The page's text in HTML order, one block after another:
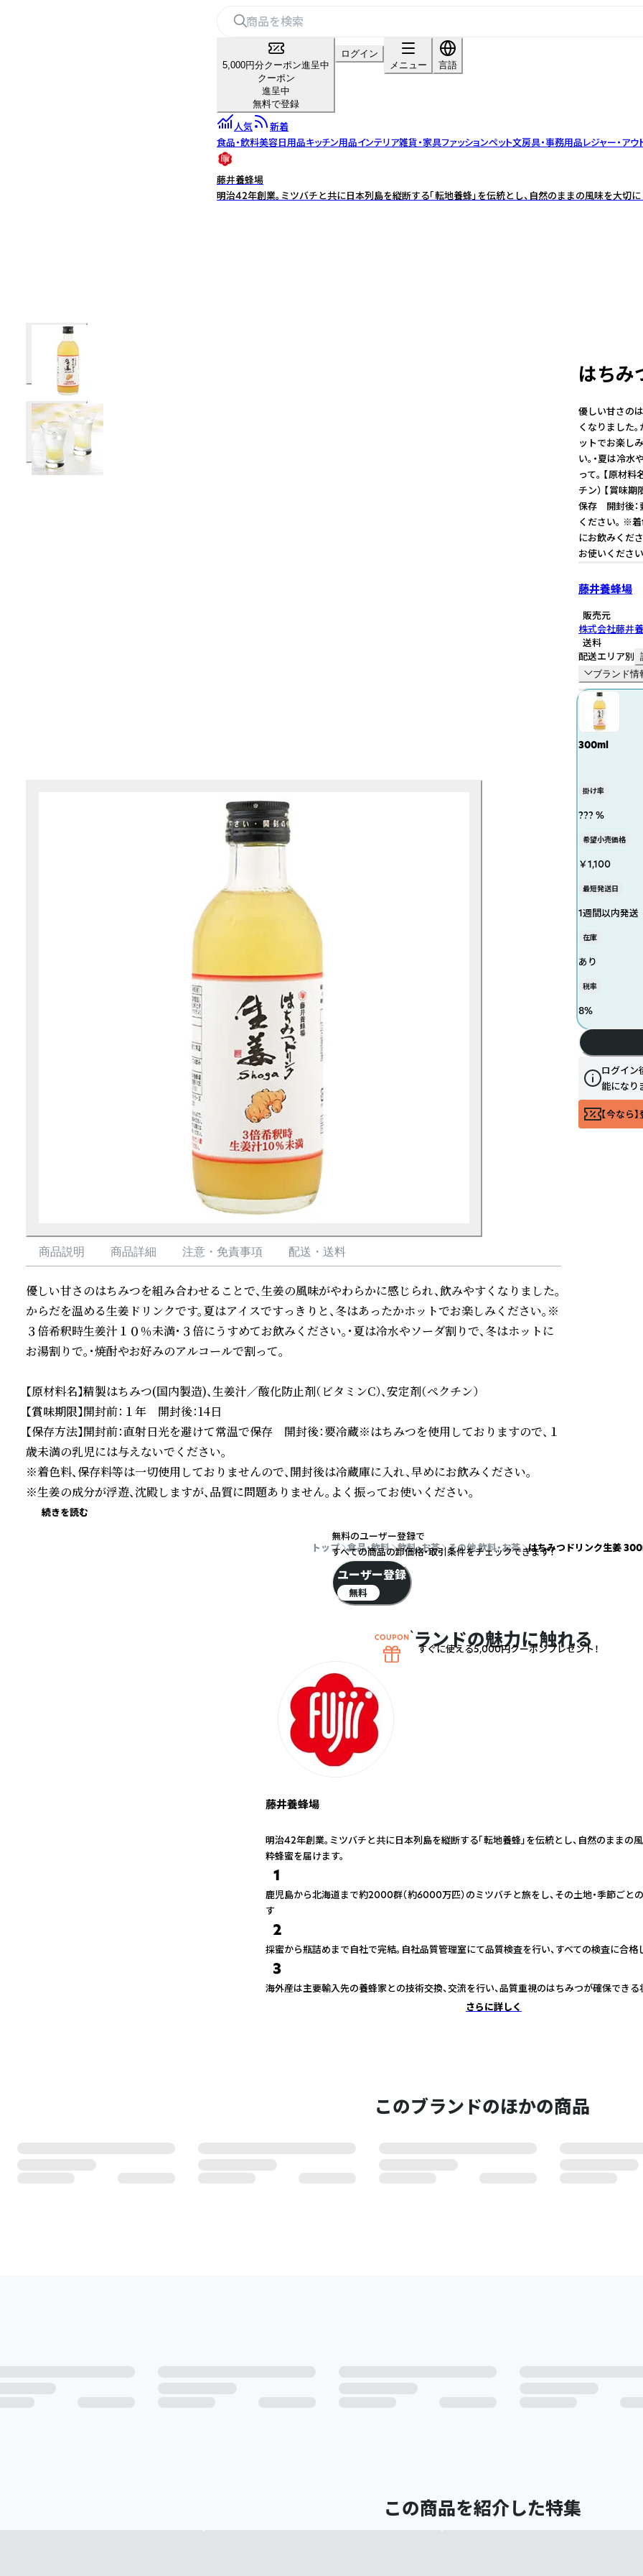
5,000円分クーポン進呈中
クーポン
進呈中
無料で登録
ログイン
メニュー
言語
人気
新着
食品・飲料美容日用品キッチン用品インテリア雑貨・家具ファッションペット文房具・事務用品レジャー・アウ
藤井養蜂場
明治42年創業。ミツバチと共に日本列島を縦断する「転地養蜂」を伝統とし、自然のままの風味を大切
商品説明 商品詳細 注意・免責事項 配送・送料
優しい甘さのはちみつを組み合わせることで、生姜の風味がやわらかに感じられ、飲みやすくなりました。
からだを温める生姜ドリンクです。夏はアイスですっきりと、冬はあったかホットでお楽しみください。※
３倍希釈時生姜汁１０％未満・３倍にうすめてお飲みください。・夏は冷水やソーダ割りで、冬はホットに
お湯割りで。・焼酎やお好みのアルコールで割って。
【原材料名】精製はちみつ(国内製造)、生姜汁／酸化防止剤（ビタミンC）、安定剤（ペクチン）
【賞味期限】開封前：１年　開封後：14日
【保存方法】開封前：直射日光を避けて常温で保存　開封後：要冷蔵※はちみつを使用しておりますので、１
歳未満の乳児には与えないでください。
※着色料、保存料等は一切使用しておりませんので、開封後は冷蔵庫に入れ、早めにお飲みください。
※生姜の成分が浮遊、沈殿しますが、品質に問題ありません。よく振ってお使いください。
続きを読む
はち
優しい甘さの
くなりました
ットでお楽し
い。・夏は冷
って。 【原材
チン） 【賞味
保存 開封後：
ください。 ※
にお飲みくだ
お使いください
藤井養蜂場
販売元
株式会社藤井
送料
配送エリア別
ブランド情
300ml
掛け率
??? %
希望小売価格
￥1,100
最短発送日
1週間以内発送
在庫
あり
税率
8%
ログイン
能になり
【今なら
トップ 食品・飲料 飲料・お茶 その他 飲料・お茶 はちみつドリンク生姜
ブランドの魅力に触れる
藤井養蜂場
明治42年創業。ミツバチと共に日本列島を縦断する「転地養蜂」を伝統とし、自然のままの
粋蜂蜜を届けます。
1
鹿児島から北海道まで約2000群（約6000万匹）のミツバチと旅をし、その土地・季節ごと
す
2
採蜜から瓶詰めまで自社で完結。自社品質管理室にて品質検査を行い、すべての検査に合
3
海外産は主要輸入先の養蜂家との技術交換、交流を行い、品質重視のはちみつが確保でき
さらに詳しく
このブランドのほかの商品
この商品を紹介した特集
無料のユーザー登録で
すべての商品の卸価格・取引条件をチェックできます！
ユーザー登録
無料
すぐに使える5,000円クーポンプレゼント！